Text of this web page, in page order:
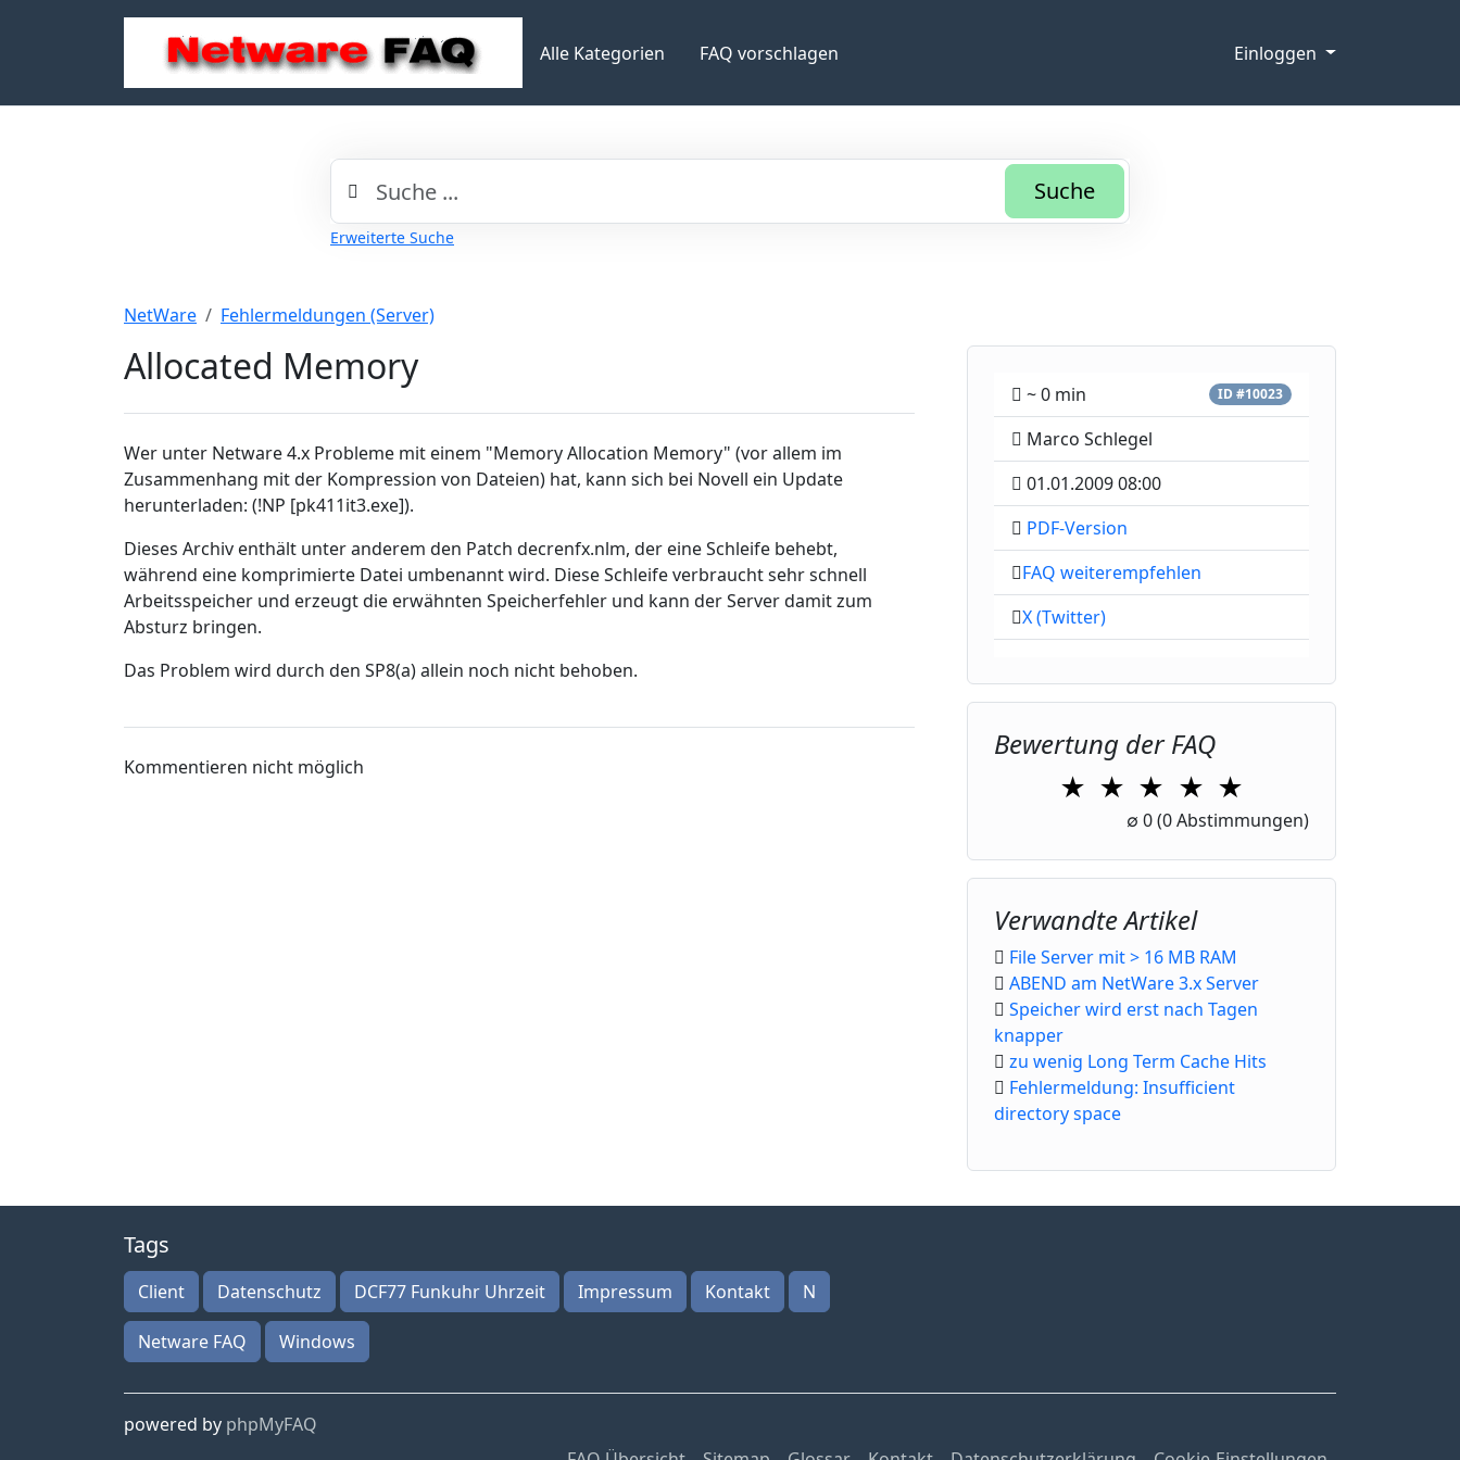
Alle Kategorien FAQ vorschlagen Einloggen
Suche
Erweiterte Suche
NetWare Fehlermeldungen (Server)
Allocated Memory
Wer unter Netware 4.x Probleme mit einem "Memory Allocation Memory" (vor allem im
Zusammenhang mit der Kompression von Dateien) hat, kann sich bei Novell ein Update
herunterladen: (!NP [pk411it3.exe]).
Dieses Archiv enthält unter anderem den Patch decrenfx.nlm, der eine Schleife behebt,
während eine komprimierte Datei umbenannt wird. Diese Schleife verbraucht sehr schnell
Arbeitsspeicher und erzeugt die erwähnten Speicherfehler und kann der Server damit zum
Absturz bringen.
Das Problem wird durch den SP8(a) allein noch nicht behoben.
Kommentieren nicht möglich
~ 0 min ID #10023
Marco Schlegel
01.01.2009 08:00
PDF-Version
FAQ weiterempfehlen
X (Twitter)
Bewertung der FAQ
★
1 Star
★
2 Stars
★
3 Stars
★
4 Stars
★
5 Stars
∅ 0(0 Abstimmungen)
Verwandte Artikel
File Server mit > 16 MB RAM
ABEND am NetWare 3.x Server
Speicher wird erst nach Tagen
knapper
zu wenig Long Term Cache Hits
Fehlermeldung: Insufficient
directory space
Tags
Client Datenschutz DCF77 Funkuhr Uhrzeit Impressum Kontakt N
Netware FAQ Windows
powered by phpMyFAQ